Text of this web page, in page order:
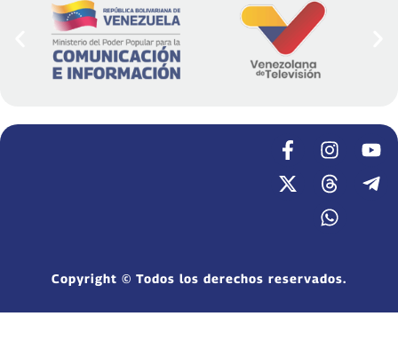
Copyright © Todos los derechos reservados.